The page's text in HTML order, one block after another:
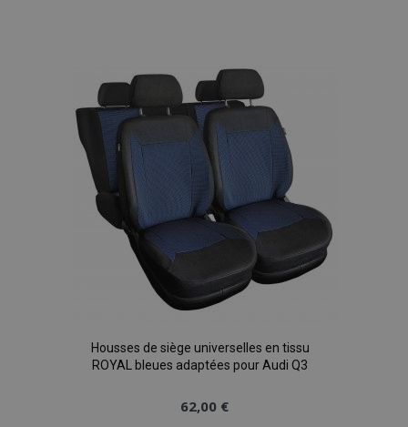
d'achats
Housses de siège universelles en tissu
ROYAL bleues adaptées pour Audi Q3
62,00 €